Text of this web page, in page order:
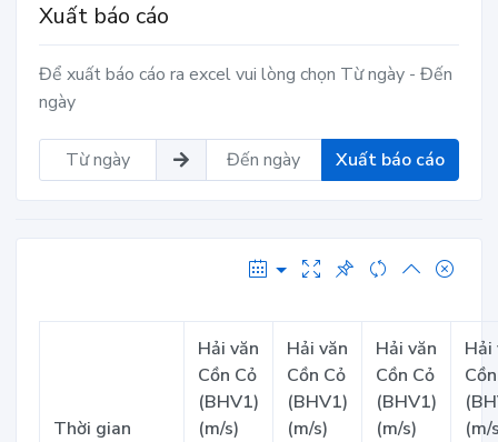
Xuất báo cáo
Để xuất báo cáo ra excel vui lòng chọn Từ ngày - Đến
ngày
Xuất báo cáo
Thời gian
Hải văn
Cồn Cỏ
(BHV1)
(m/s)
Hải văn
Cồn Cỏ
(BHV1)
(m/s)
Hải văn
Cồn Cỏ
(BHV1)
(m/s)
Hải
(m/